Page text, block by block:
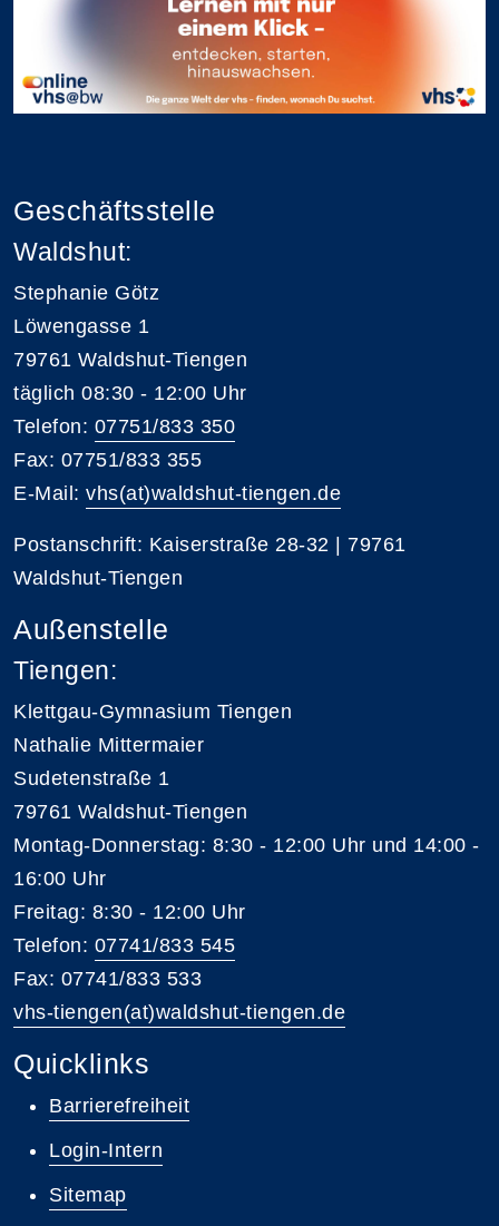
Geschäftsstelle
Waldshut:
Stephanie Götz
Löwengasse 1
79761 Waldshut-Tiengen
täglich 08:30 - 12:00 Uhr
Telefon: 07751/833 350
Fax: 07751/833 355
E-Mail: vhs(at)waldshut-tiengen.de
Postanschrift: Kaiserstraße 28-32 | 79761
Waldshut-Tiengen
Außenstelle
Tiengen:
Klettgau-Gymnasium Tiengen
Nathalie Mittermaier
Sudetenstraße 1
79761 Waldshut-Tiengen
Montag-Donnerstag: 8:30 - 12:00 Uhr und 14:00 -
16:00 Uhr
Freitag: 8:30 - 12:00 Uhr
Telefon: 07741/833 545
Fax: 07741/833 533
vhs-tiengen(at)waldshut-tiengen.de
Quicklinks
Barrierefreiheit
Login-Intern
Sitemap